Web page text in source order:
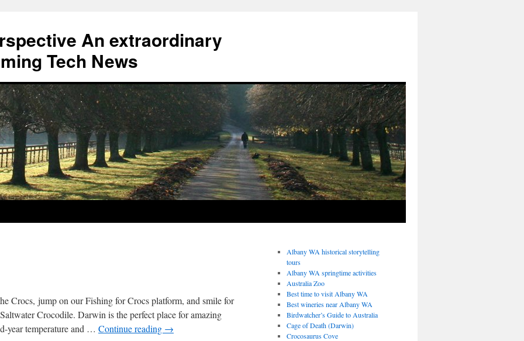
An extraordinary
Tech News
Crocs, jump on our Fishing for Crocs platform, and smile for
Crocodile. Darwin is the perfect place for amazing
year temperature and … Continue reading →
Albany WA historical storytelling
tours
Albany WA springtime activities
Australia Zoo
Best time to visit Albany WA
Best wineries near Albany WA
Birdwatcher’s Guide to Australia
Cage of Death (Darwin)
Crocosaurus Cove